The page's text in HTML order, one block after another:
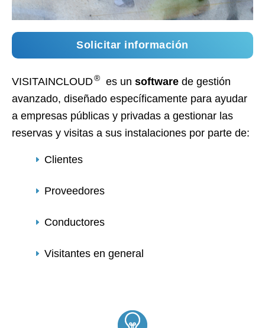
Solicitar información
VISITAINCLOUD® es un software de gestión
avanzado, diseñado específicamente para ayudar
a empresas públicas y privadas a gestionar las
reservas y visitas a sus instalaciones por parte de:
Clientes
Proveedores
Conductores
Visitantes en general